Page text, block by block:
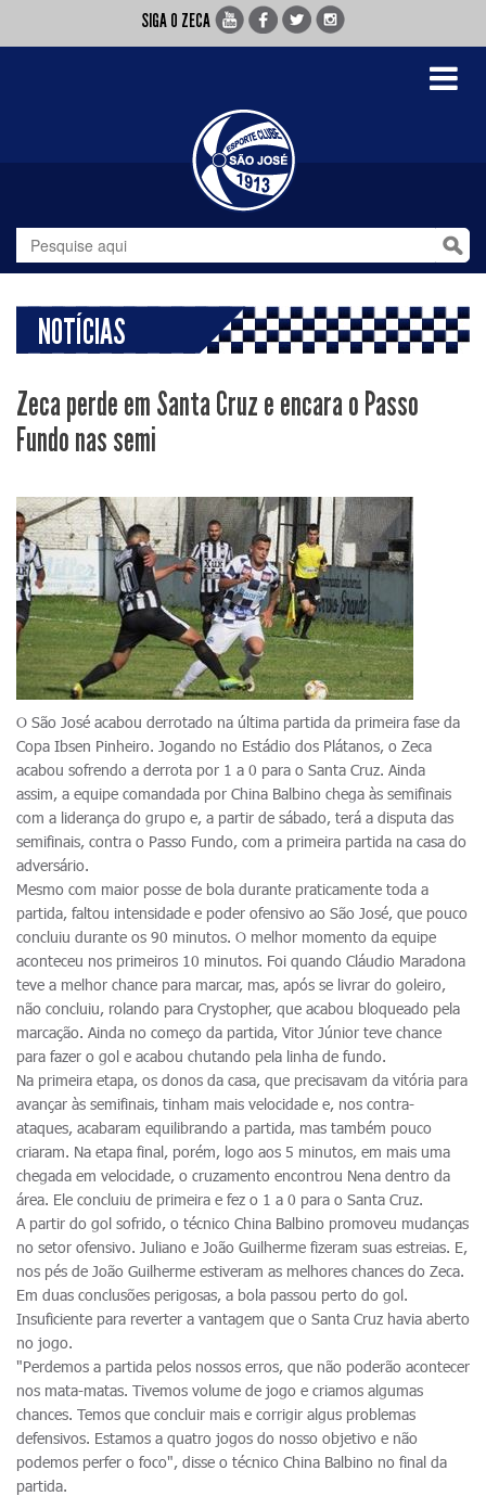
SIGA O ZECA
Toggle
NOTÍCIAS
Zeca perde em Santa Cruz e encara o Passo
Fundo nas semi
O São José acabou derrotado na última partida da primeira fase da
Copa Ibsen Pinheiro. Jogando no Estádio dos Plátanos, o Zeca
acabou sofrendo a derrota por 1 a 0 para o Santa Cruz. Ainda
assim, a equipe comandada por China Balbino chega às semifinais
com a liderança do grupo e, a partir de sábado, terá a disputa das
semifinais, contra o Passo Fundo, com a primeira partida na casa do
adversário.
Mesmo com maior posse de bola durante praticamente toda a
partida, faltou intensidade e poder ofensivo ao São José, que pouco
concluiu durante os 90 minutos. O melhor momento da equipe
aconteceu nos primeiros 10 minutos. Foi quando Cláudio Maradona
teve a melhor chance para marcar, mas, após se livrar do goleiro,
não concluiu, rolando para Crystopher, que acabou bloqueado pela
marcação. Ainda no começo da partida, Vitor Júnior teve chance
para fazer o gol e acabou chutando pela linha de fundo.
Na primeira etapa, os donos da casa, que precisavam da vitória para
avançar às semifinais, tinham mais velocidade e, nos contra-
ataques, acabaram equilibrando a partida, mas também pouco
criaram. Na etapa final, porém, logo aos 5 minutos, em mais uma
chegada em velocidade, o cruzamento encontrou Nena dentro da
área. Ele concluiu de primeira e fez o 1 a 0 para o Santa Cruz.
A partir do gol sofrido, o técnico China Balbino promoveu mudanças
no setor ofensivo. Juliano e João Guilherme fizeram suas estreias. E,
nos pés de João Guilherme estiveram as melhores chances do Zeca.
Em duas conclusões perigosas, a bola passou perto do gol.
Insuficiente para reverter a vantagem que o Santa Cruz havia aberto
no jogo.
"Perdemos a partida pelos nossos erros, que não poderão acontecer
nos mata-matas. Tivemos volume de jogo e criamos algumas
chances. Temos que concluir mais e corrigir algus problemas
defensivos. Estamos a quatro jogos do nosso objetivo e não
podemos perfer o foco", disse o técnico China Balbino no final da
partida.